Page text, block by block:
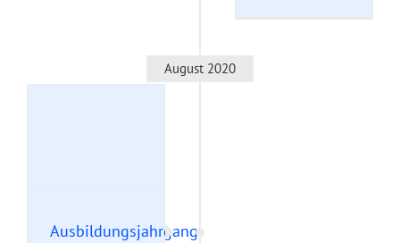
August 2020
Ausbildungsjahrgang